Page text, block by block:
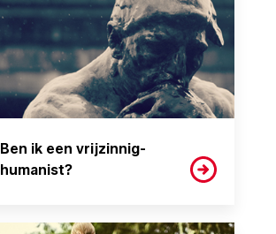
Ben ik een vrijzinnig-
humanist?